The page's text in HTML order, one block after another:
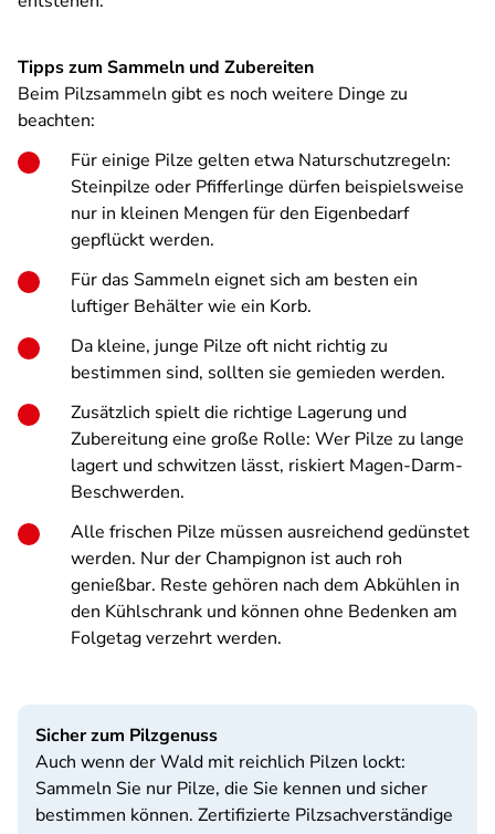
Tipps zum Sammeln und Zubereiten
Beim Pilzsammeln gibt es noch weitere Dinge zu
beachten:
Für einige Pilze gelten etwa Naturschutzregeln:
Steinpilze oder Pfifferlinge dürfen beispielsweise
nur in kleinen Mengen für den Eigenbedarf
gepflückt werden.
Für das Sammeln eignet sich am besten ein
luftiger Behälter wie ein Korb.
Da kleine, junge Pilze oft nicht richtig zu
bestimmen sind, sollten sie gemieden werden.
Zusätzlich spielt die richtige Lagerung und
Zubereitung eine große Rolle: Wer Pilze zu lange
lagert und schwitzen lässt, riskiert Magen-Darm-
Beschwerden.
Alle frischen Pilze müssen ausreichend gedünstet
werden. Nur der Champignon ist auch roh
genießbar. Reste gehören nach dem Abkühlen in
den Kühlschrank und können ohne Bedenken am
Folgetag verzehrt werden.
Sicher zum Pilzgenuss
Auch wenn der Wald mit reichlich Pilzen lockt:
Sammeln Sie nur Pilze, die Sie kennen und sicher
bestimmen können. Zertifizierte Pilzsachverständige